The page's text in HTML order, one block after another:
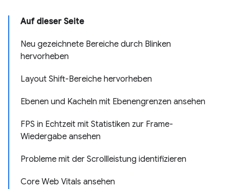
Auf dieser Seite
Neu gezeichnete Bereiche durch Blinken
hervorheben
Layout Shift-Bereiche hervorheben
Ebenen und Kacheln mit Ebenengrenzen ansehen
FPS in Echtzeit mit Statistiken zur Frame-
Wiedergabe ansehen
Probleme mit der Scrollleistung identifizieren
Core Web Vitals ansehen